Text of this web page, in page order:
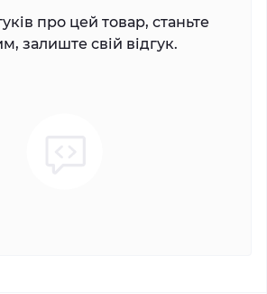
про цей товар, станьте
залиште свій відгук.